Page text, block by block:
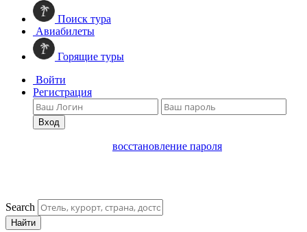
Поиск тура
Авиабилеты
Горящие туры
Войти
Регистрация
Вход
восстановление пароля
Search
Найти